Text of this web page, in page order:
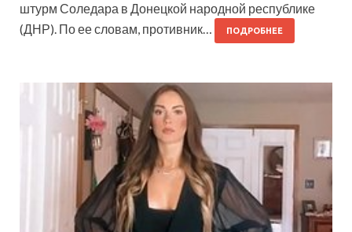
штурм Соледара в Донецкой народной республике
(ДНР). По ее словам, противник…
ПОДРОБНЕЕ